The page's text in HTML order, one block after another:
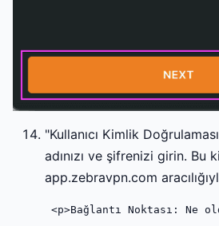
"Kullanıcı Kimlik
adınızı ve şifrenizi girin. Bu
app.zebravpn.com
<p>Bağlantı Noktası: Ne